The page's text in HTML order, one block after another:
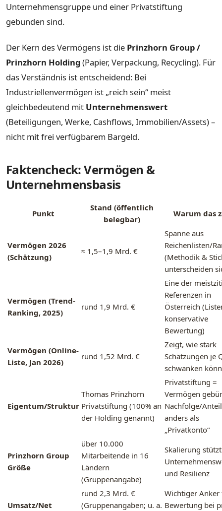
Unternehmensgruppe und einer Privatstiftung
gebunden sind.
Der Kern des Vermögens ist die Prinzhorn Group /
Prinzhorn Holding(Papier, Verpackung, Recycling). Für
das Verständnis ist entscheidend: Bei
Industriellenvermögen ist „reich sein“ meist
gleichbedeutend mit Unternehmenswert
(Beteiligungen, Werke, Cashflows, Immobilien/Assets) –
nicht mit frei verfügbarem Bargeld.
Faktencheck: Vermögen &
Unternehmensbasis
Punkt
Stand (öffentlich
belegbar)
Warum das
Vermögen 2026
(Schätzung)
≈ 1,5–1,9 Mrd. €
Spanne aus
Reichenlisten/
(Methodik &
unterscheiden
Vermögen (Trend-
Ranking, 2025)
rund 1,9 Mrd. €
Eine der
Referenzen in
Österreich
konservative
Bewertung)
Vermögen (Online-
Liste, Jan 2026)
rund 1,52 Mrd. €
Zeigt, wie stark
Schätzungen je
schwanken
Eigentum/Struktur
Thomas Prinzhorn
Privatstiftung (100% an
der Holding genannt)
Privatstiftung =
Vermögen
Nachfolge/
anders als
„Privatkonto“
Prinzhorn Group
Größe
über 10.000
Mitarbeitende in 16
Ländern
(Gruppenangabe)
Skalierung stützt
und Resilienz
Umsatz/Net
rund 2,3 Mrd. €
(Gruppenangaben; u. a.
Wichtiger Anker
Bewertung bei